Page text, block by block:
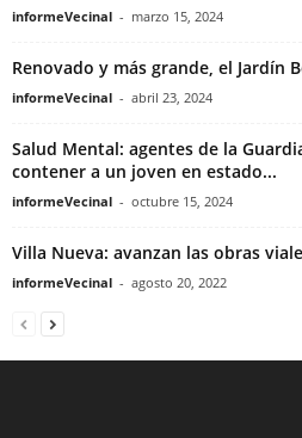
informeVecinal - marzo 15, 2024
Renovado y más grande, el Jardín
informeVecinal - abril 23, 2024
Salud Mental: agentes de la
contener a un joven en estado...
informeVecinal - octubre 15, 2024
Villa Nueva: avanzan las obras
informeVecinal - agosto 20, 2022